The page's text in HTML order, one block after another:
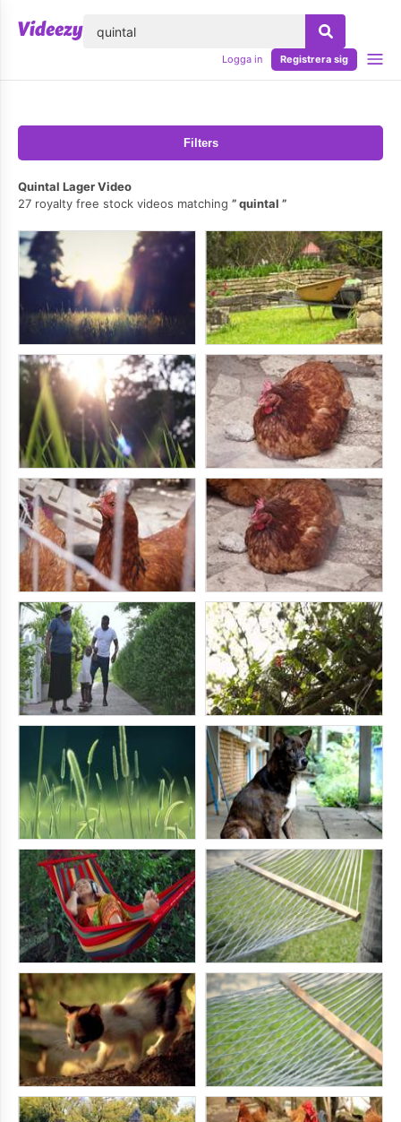
Logga in Registrera sig
Filters
Quintal Lager Video
27 royalty free stock videos matching
quintal